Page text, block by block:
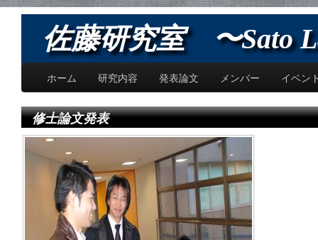
佐藤研究室 〜Sato
ホーム 研究内容 発表論文 メンバー イベン
修士論文発表